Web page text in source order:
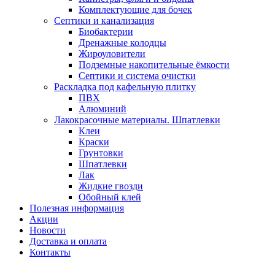
Комплектующие для бочек
Септики и канализация
Биобактерии
Дренажные колодцы
Жироуловители
Подземные накопительные ёмкости
Септики и система очистки
Раскладка под кафельную плитку
ПВХ
Алюминий
Лакокрасочные материалы. Шпатлевки
Клеи
Краски
Грунтовки
Шпатлевки
Лак
Жидкие гвозди
Обойный клей
Полезная информация
Акции
Новости
Доставка и оплата
Контакты